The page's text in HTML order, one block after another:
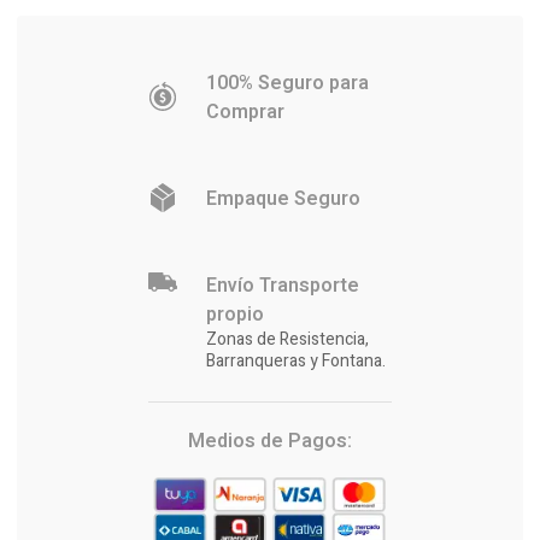
100% Seguro para
Comprar
Empaque Seguro
Envío Transporte
propio
Zonas de Resistencia,
Barranqueras y Fontana.
Medios de Pagos: